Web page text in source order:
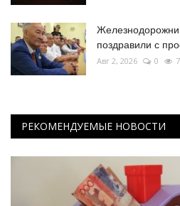
поздравили с
Авг 2, 2026 0
РЕКОМЕНДУЕМЫЕ НОВОСТИ